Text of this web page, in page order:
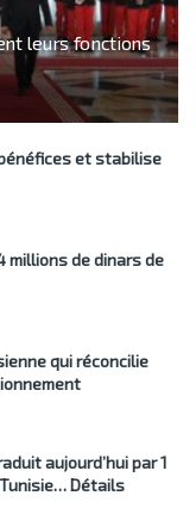
leurs fonctions
et stabilise
millions de dinars de
qui réconcilie
aujourd’hui par 1
Détails